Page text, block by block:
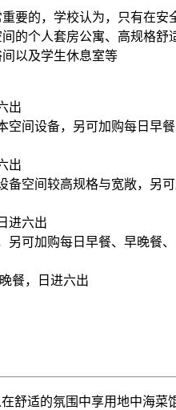
要的，学校认为，只有在
的个人套房公寓、高规格
以及学生休息室等
出
间设备，另可加购每日早餐
出
空间较高规格与宽敞，另
进六出
可加购每日早餐、早晚餐、
餐，日进六出
舒适的氛围中享用地中海